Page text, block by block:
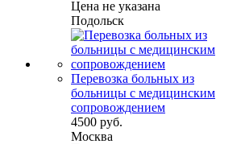
Цена не указана
Подольск
Перевозка больных из
больницы с медицинским
сопровождением
4500 руб.
Москва